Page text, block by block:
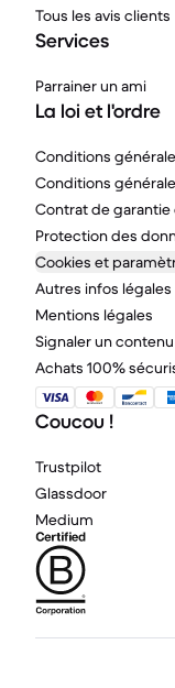
Tous les avis clients
Services
Parrainer un ami
La loi et l'ordre
Conditions
Conditions
Contrat de
Protection des
Cookies et
Autres infos légales
Mentions légales
Signaler un
Achats 100%
Coucou !
Trustpilot
Glassdoor
Medium